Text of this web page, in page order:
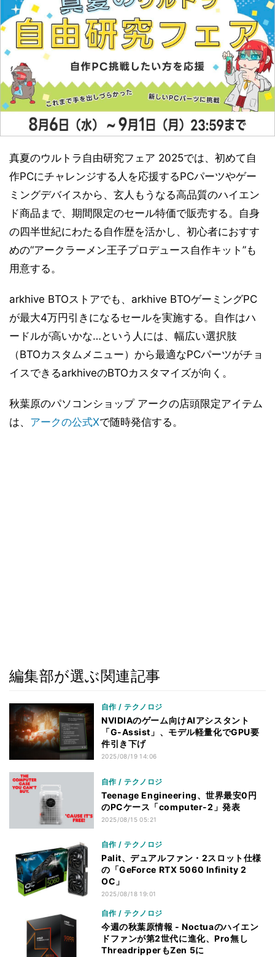
真夏のウルトラ自由研究フェア 2025では、初めて自
作PCにチャレンジする人を応援するPCパーツやゲー
ミングデバイスから、玄人もうなる高品質のハイエン
ド商品まで、期間限定のセール特価で販売する。自身
の四半世紀にわたる自作歴を活かし、初心者におすす
めの“アークラーメン王子プロデュース自作キット”も
用意する。
arkhive BTOストアでも、arkhive BTOゲーミングPC
が最大4万円引きになるセールを実施する。自作はハ
ードルが高いかな…という人には、幅広い選択肢
（BTOカスタムメニュー）から最適なPCパーツがチョ
イスできるarkhiveのBTOカスタマイズが向く。
秋葉原のパソコンショップ アークの店頭限定アイテム
は、 アークの公式Xで随時発信する。
編集部が選ぶ関連記事
自作 / テクノロジ
NVIDIAのゲーム向けAIアシスタント
「G-Assist」、モデル軽量化でGPU要
件引き下げ
2025/08/19 14:06
自作 / テクノロジ
Teenage Engineering、世界最安0円
のPCケース「computer-2」発表
2025/08/15 05:21
自作 / テクノロジ
Palit、デュアルファン・2スロット仕様
の「GeForce RTX 5060 Infinity 2
OC」
2025/08/18 19:01
自作 / テクノロジ
今週の秋葉原情報 - Noctuaのハイエン
ドファンが第2世代に進化、Pro無し
ThreadripperもZen 5に